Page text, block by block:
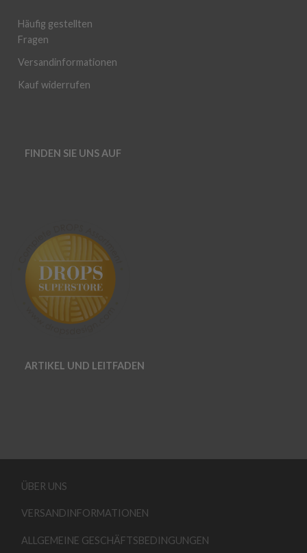
Häufig gestellten
Fragen
Versandinformationen
Kauf widerrufen
FINDEN SIE UNS AUF
ARTIKEL UND LEITFADEN
ÜBER UNS
VERSANDINFORMATIONEN
ALLGEMEINE GESCHÄFTSBEDINGUNGEN